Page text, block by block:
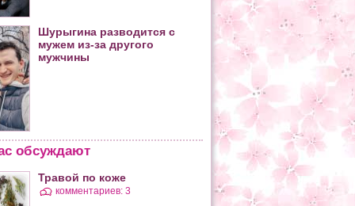
Шурыгина разводится с
мужем из-за другого
мужчины
обсуждают
Травой по коже
комментариев: 3